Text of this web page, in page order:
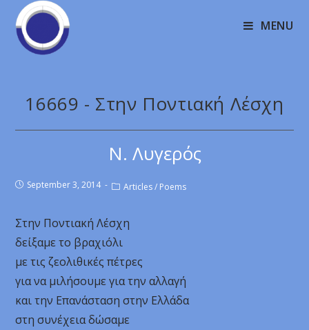
MENU
16669 - Στην Ποντιακή Λέσχη
Ν. Λυγερός
September 3, 2014 Articles / Poems
Στην Ποντιακή Λέσχη
δείξαμε το βραχιόλι
με τις ζεολιθικές πέτρες
για να μιλήσουμε για την αλλαγή
και την Επανάσταση στην Ελλάδα
στη συνέχεια δώσαμε